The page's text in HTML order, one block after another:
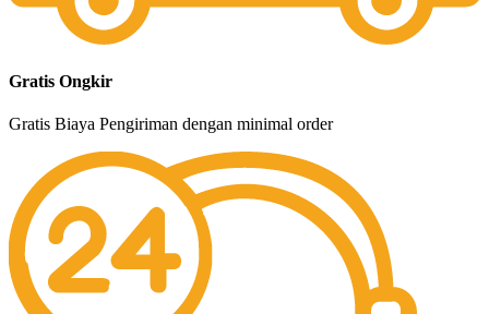
Gratis Ongkir
Gratis Biaya Pengiriman dengan minimal order